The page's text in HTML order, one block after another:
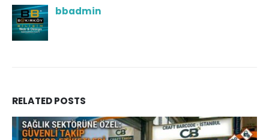
bbadmin
RELATEDPOSTS